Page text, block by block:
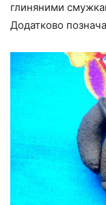
глиняними
Додатково